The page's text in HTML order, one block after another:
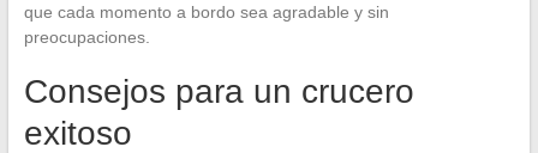
que cada momento a bordo sea agradable y sin
preocupaciones.
Consejos para un crucero
exitoso